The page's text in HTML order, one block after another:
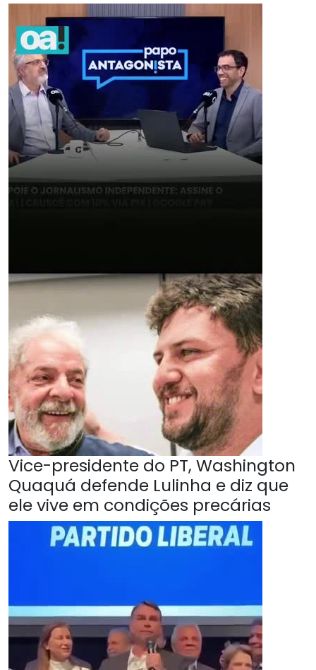
Vice-presidente do PT, Washington
Quaquá defende Lulinha e diz que
ele vive em condições precárias